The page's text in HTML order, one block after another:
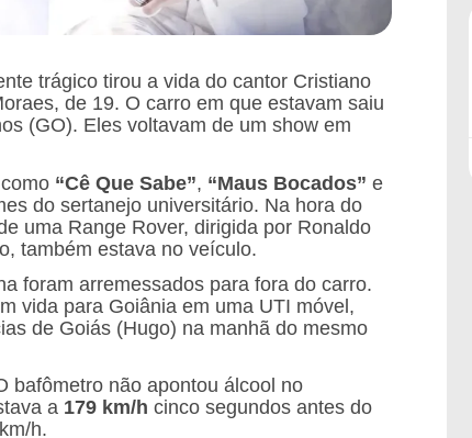
trágico tirou a vida do cantor Cristiano
de 19. O carro em que estavam saiu
(GO). Eles voltavam de um show em
“Cê Que Sabe”, “Maus Bocados” e
do sertanejo universitário. Na hora do
uma Range Rover, dirigida por Ronaldo
também estava no veículo.
foram arremessados para fora do carro.
vida para Goiânia em uma UTI móvel,
de Goiás (Hugo) na manhã do mesmo
bafômetro não apontou álcool no
a 179 km/h cinco segundos antes do
h.